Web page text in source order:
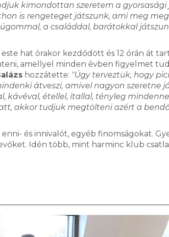
kimondottan szeretem a
is rengeteget játszunk, ami meg
a családdal, barátokkal
este hat órakor kezdődött és 12 órán át
amellyel minden évben figyelmet
hozzátette: "Úgy terveztük, hogy
átveszi, amivel nagyon szeretne
kávéval, étellel, itallal, tényleg
akkor tudjuk megtölteni azért a
és innivalót, egyéb finomságokat.
Idén több, mint harminc klub